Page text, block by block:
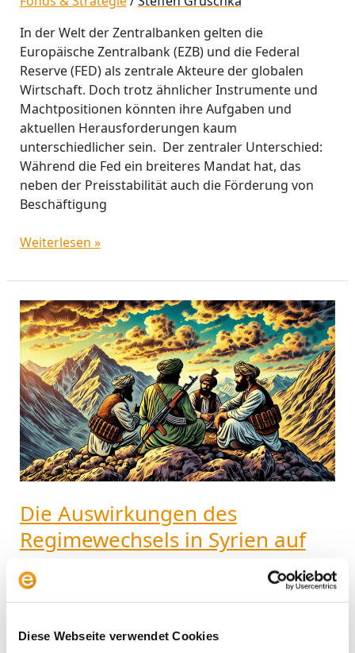
Diese Webseite verwendet Cookies
In der Welt der Zentralbanken gelten die
Europäische Zentralbank (EZB) und die Federal
Reserve (FED) als zentrale Akteure der globalen
Wirtschaft. Doch trotz ähnlicher Instrumente und
Machtpositionen könnten ihre Aufgaben und
aktuellen Herausforderungen kaum
unterschiedlicher sein. Der zentraler Unterschied:
Während die Fed ein breiteres Mandat hat, das
neben der Preisstabilität auch die Förderung von
Beschäftigung
Weiterlesen »
Die Auswirkungen des
Regimewechsels in Syrien auf
die Kapitalmärkte: Chancen für
Anleger?
Die
Auswirkungen
des
Regimewechsels
in
Syrien
auf
die
Kapitalmärkte:
Chancen
Anleger?